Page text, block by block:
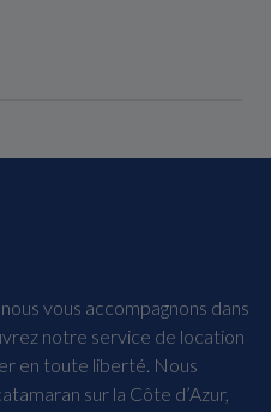
vous accompagnons dans
notre service de location
en toute liberté. Nous
sur la Côte d’Azur,